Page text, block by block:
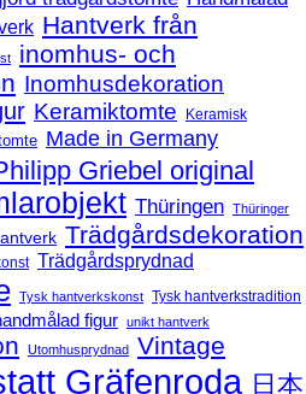
Hantverk från
inomhus- och
Inomhusdekoration
Keramiktomte
Keramisk
Made in Germany
Griebel original
Thüringen Thüringer
Trädgårdsdekoration
Trädgårdsprydnad
Tysk hantverkskonst Tysk hantverkstradition
figur unikt hantverk
Utomhusprydnad Vintage
Gräfenroda 日本